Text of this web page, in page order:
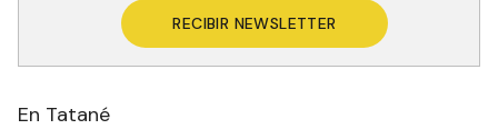
RECIBIR NEWSLETTER
En Tatané